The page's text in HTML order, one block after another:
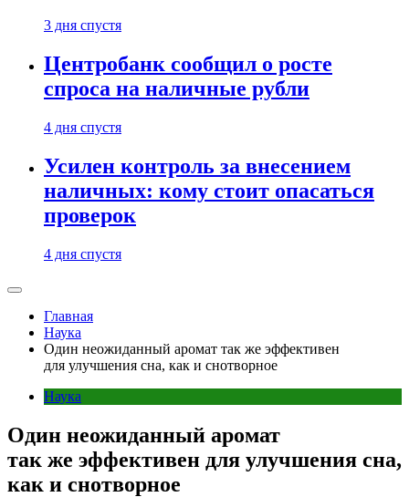
3 дня спустя
Центробанк сообщил о росте
спроса на наличные рубли
4 дня спустя
Усилен контроль за внесением
наличных: кому стоит опасаться
проверок
4 дня спустя
Главная
Наука
Один неожиданный аромат так же эффективен
для улучшения сна, как и снотворное
Наука
Один неожиданный аромат
так же эффективен для улучшения сна,
как и снотворное